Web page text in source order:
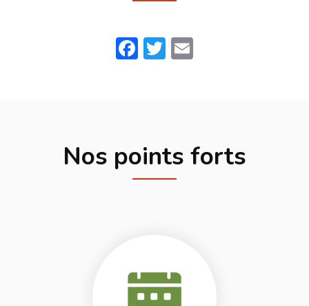
Facebook
Twitter
Nos points forts